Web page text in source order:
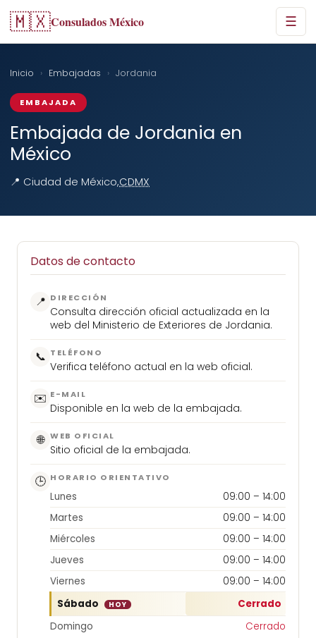
🇲🇽Consulados México ☰
Inicio › Embajadas › Jordania
EMBAJADA
Embajada de Jordania en
México
📍 Ciudad de México,CDMX
Datos de contacto
📍 DIRECCIÓN
Consulta dirección oficial actualizada en la
web del Ministerio de Exteriores de Jordania.
📞 TELÉFONO
Verifica teléfono actual en la web oficial.
✉️ E-MAIL
Disponible en la web de la embajada.
🌐 WEB OFICIAL
Sitio oficial de la embajada.
🕒 HORARIO ORIENTATIVO
Lunes
09:00 – 14:00
Martes
09:00 – 14:00
Miércoles
09:00 – 14:00
Jueves
09:00 – 14:00
Viernes
09:00 – 14:00
Sábado
HOY
Cerrado
Domingo
Cerrado